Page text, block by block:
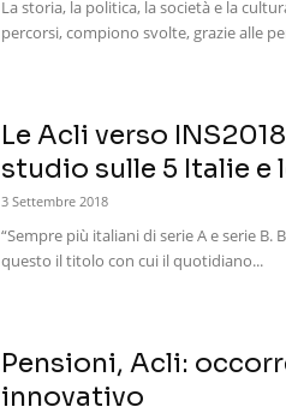
La storia, la politica, la società e la
percorsi, compiono svolte, grazie alle
Le Acli verso
studio sulle 5 Italie e
3 Settembre 2018
“Sempre più italiani di serie A e serie
questo il titolo con cui il quotidiano...
Pensioni, Acli:
innovativo